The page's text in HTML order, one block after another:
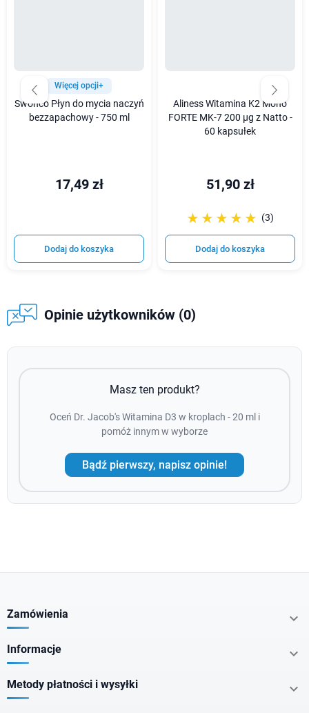
Więcej opcji+
Swonco Płyn do mycia naczyń
bezzapachowy - 750 ml
17,49 zł
Dodaj do koszyka
Aliness Witamina K2 Mono
FORTE MK-7 200 µg z Natto -
60 kapsułek
51,90 zł
☆☆☆☆☆
★★★★★ (3)
Dodaj do koszyka
Opinie użytkowników (0)
Masz ten produkt?
Oceń Dr. Jacob's Witamina D3 w kroplach - 20 ml i
pomóż innym w wyborze
Bądź pierwszy, napisz opinie!
Zamówienia 
Informacje 
Metody płatności i wysyłki 